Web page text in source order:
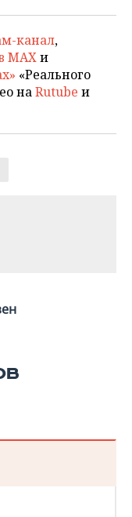
канал,
MAXи
«Реального
наRutube и